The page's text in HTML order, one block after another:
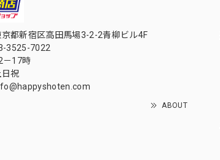
京都新宿区高田馬場3-2-2青柳ビル4F
3525-7022
－17時
日祝
ABOUT